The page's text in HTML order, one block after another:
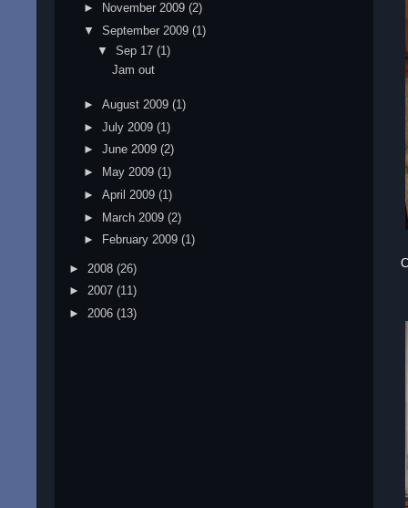
►
November 2009 (2)
▼ September 2009 (1)
▼Sep 17(1)
Jam out
► August 2009 (1)
► July 2009 (1)
► June 2009 (2)
►
May 2009 (1)
► April 2009 (1)
► March 2009 (2)
►
February 2009 (1)
► 2008 (26)
► 2007 (11)
► 2006 (13)